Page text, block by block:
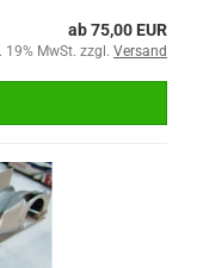
ab 75,00 EUR
19% MwSt. zzgl. Versand